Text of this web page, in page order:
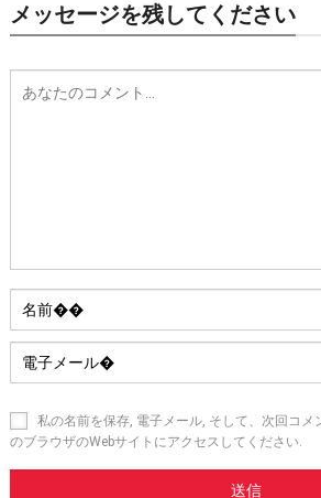
メッセージを残してください
私の名前を保存, 電子メール, そして、次回コメ
のブラウザのWebサイトにアクセスしてください.